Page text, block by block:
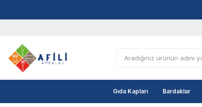
Gıda Kapları Bardaklar